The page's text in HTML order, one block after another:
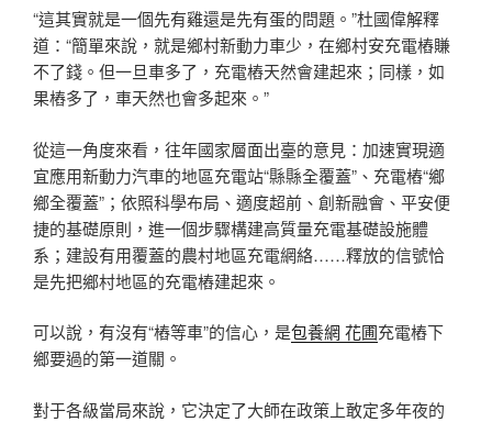
“這其實就是一個先有雞還是先有蛋的問題。”杜國偉解釋
道：“簡單來說，就是鄉村新動力車少，在鄉村安充電樁賺
不了錢。但一旦車多了，充電樁天然會建起來；同樣，如
果樁多了，車天然也會多起來。”
從這一角度來看，往年國家層面出臺的意見：加速實現適
宜應用新動力汽車的地區充電站“縣縣全覆蓋”、充電樁“鄉
鄉全覆蓋”；依照科學布局、適度超前、創新融會、平安便
捷的基礎原則，進一個步驟構建高質量充電基礎設施體
系；建設有用覆蓋的農村地區充電網絡……釋放的信號恰
是先把鄉村地區的充電樁建起來。
可以說，有沒有“樁等車”的信心，是包養網 花圃充電樁下
鄉要過的第一道關。
對于各級當局來說，它決定了大師在政策上敢定多年夜的